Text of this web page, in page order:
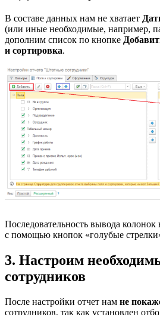
В составе данных нам не хватает
(или иные необходимые, например,
дополним список по кнопке
и сортировка.
Последовательность вывода колонок
с помощью кнопок «голубые
3. Настроим
сотрудников
После настройки отчет нам не
сотрудников, так как установлен